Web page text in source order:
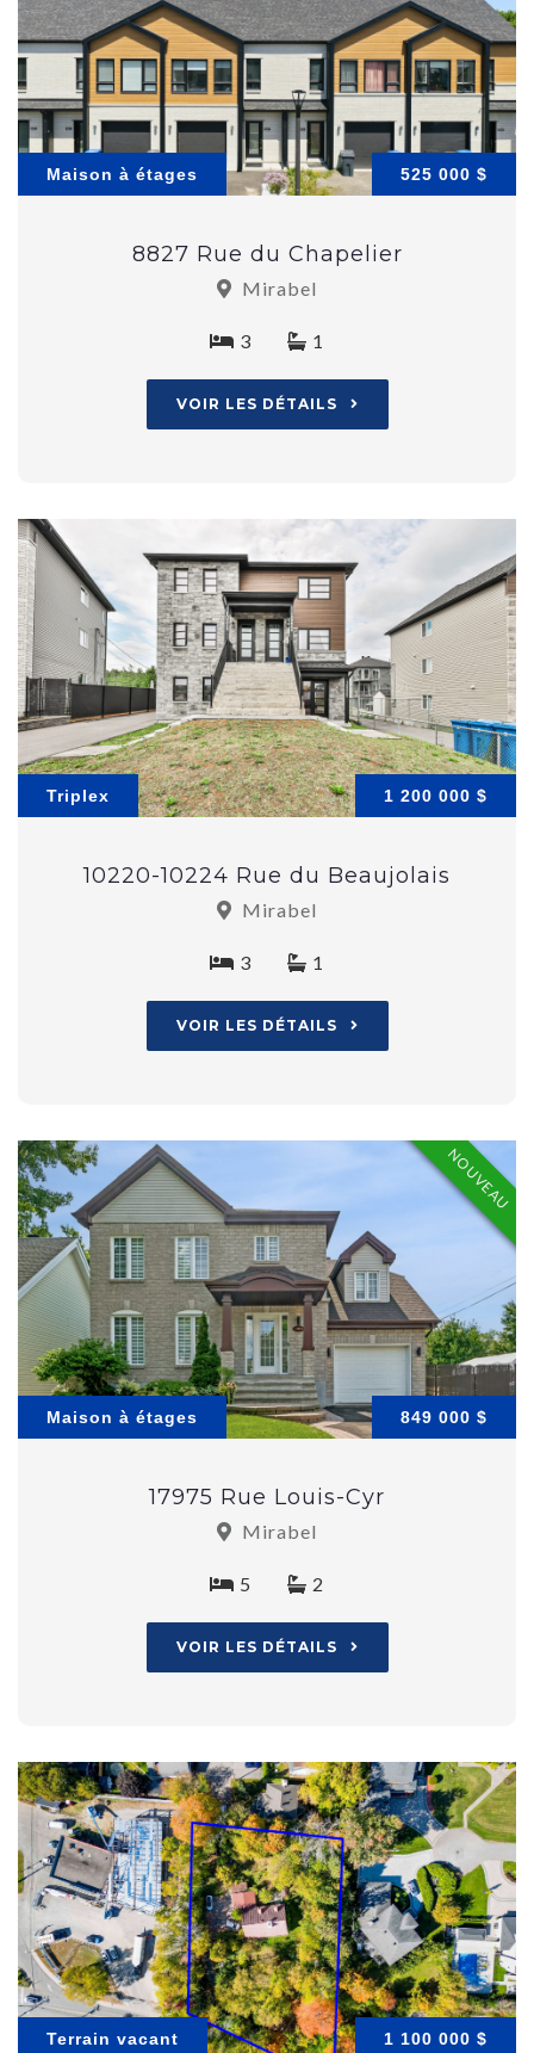
Maison à étages 525 000 $
8827 Rue du Chapelier
Mirabel
3 1
VOIR LES DÉTAILS
Triplex 1 200 000 $
10220-10224 Rue du Beaujolais
Mirabel
3 1
VOIR LES DÉTAILS
NOUVEAU
Maison à étages 849 000 $
17975 Rue Louis-Cyr
Mirabel
5 2
VOIR LES DÉTAILS
Terrain vacant 1 100 000 $